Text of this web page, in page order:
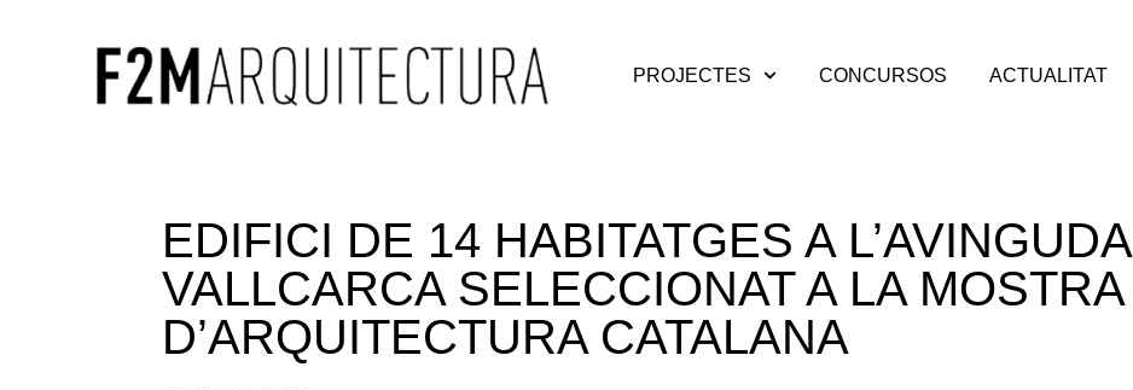
PROJECTES CONCURSOS ACTUALITAT
EDIFICI DE 14 HABITATGES A L’AVINGUDA
VALLCARCA SELECCIONAT A LA MOSTRA
D’ARQUITECTURA CATALANA